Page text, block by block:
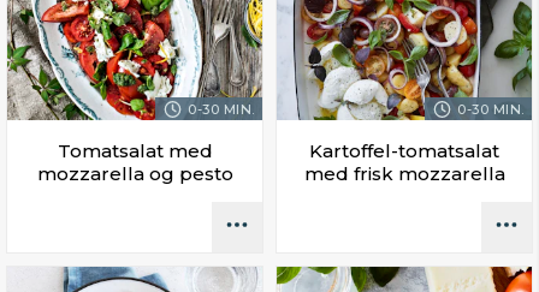
0-30 MIN.
Tomatsalat med
mozzarella og pesto
0-30 MIN.
Kartoffel-tomatsalat
med frisk mozzarella